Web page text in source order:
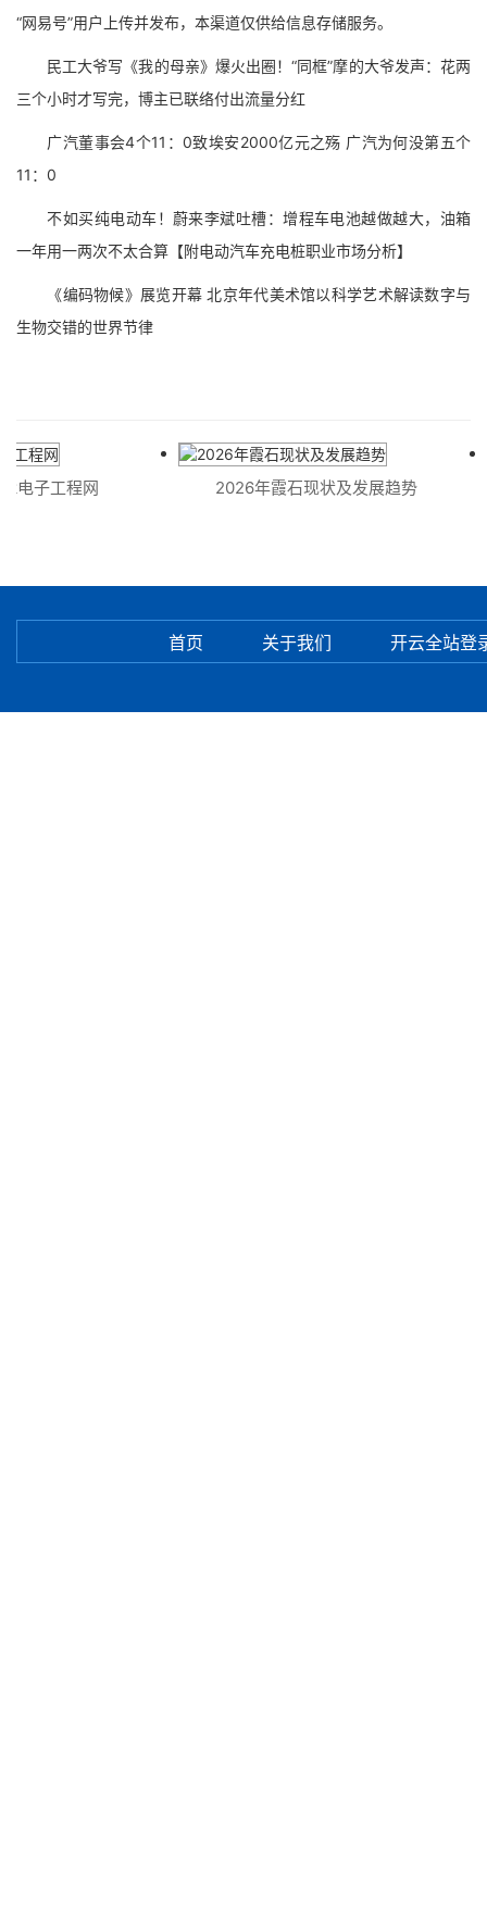
“网易号”用户上传并发布，本渠道仅供给信息存储服务。
民工大爷写《我的母亲》爆火出圈！“同框”摩的大爷发声：花两
三个小时才写完，博主已联络付出流量分红
广汽董事会4个11：0致埃安2000亿元之殇 广汽为何没第五个
11：0
不如买纯电动车！蔚来李斌吐槽：增程车电池越做越大，油箱
一年用一两次不太合算【附电动汽车充电桩职业市场分析】
《编码物候》展览开幕 北京年代美术馆以科学艺术解读数字与
生物交错的世界节律
子工程网 2026年霞石现状及发展趋势
首页 关于我们 开云全站登